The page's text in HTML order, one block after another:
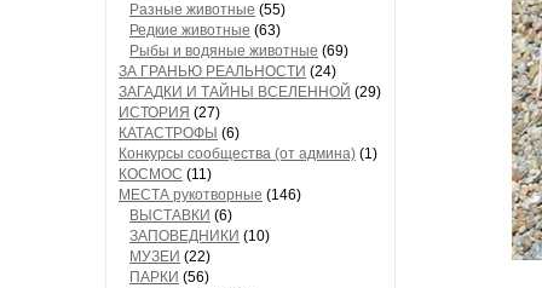
Разные животные (55)
Редкие животные (63)
Рыбы и водяные животные (69)
ЗА ГРАНЬЮ РЕАЛЬНОСТИ (24)
ЗАГАДКИ И ТАЙНЫ ВСЕЛЕННОЙ (29)
ИСТОРИЯ (27)
КАТАСТРОФЫ (6)
Конкурсы сообщества (от админа) (1)
КОСМОС (11)
МЕСТА рукотворные (146)
ВЫСТАВКИ (6)
ЗАПОВЕДНИКИ (10)
МУЗЕИ (22)
ПАРКИ (56)